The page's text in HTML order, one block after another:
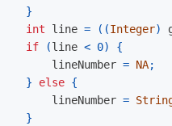
}
int
line = ((Integer)
if
(line < 0)
{
lineNumber = NA;
}
else {
lineNumber =
}